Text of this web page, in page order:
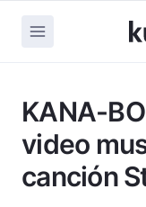
KANA-
video
canción